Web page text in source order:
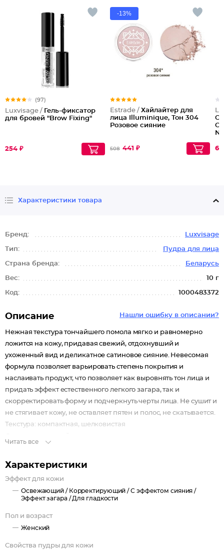
(97)
Luxvisage / Гель-фиксатор
для бровей "Brow Fixing"
254 ₽
-13%
Estrade / Хайлайтер для
лица Illuminique, Тон 304
Розовое сияние
508 441 ₽
Характеристики товара
Бренд: Luxvisage
Тип: Пудра для лица
Страна бренда: Беларусь
Вес: 10 г
Код: 1000483372
Нашли ошибку в описании?
Описание
Нежная текстура тончайшего помола мягко и равномерно
ложится на кожу, придавая свежий, отдохнувший и
ухоженный вид и деликатное сатиновое сияние. Невесомая
формула позволяет варьировать степень покрытия и
наслаивать продукт, что позволяет как выровнять тон лица и
придать эффект естественного легкого загара, так и
скорректировать форму и подчеркнуть черты лица. Не сушит и
не стягивает кожу, не оставляет пятен и полос, не скатывается.
Текстура: компактная, шелковистая
контурирования, можно наносить на тело.
Читать все
Характеристики
Эффект для кожи
Освежающий / Корректирующий /С эффектом сияния /
Эффект загара /Для гладкости
Пол и возраст
Женский
Свойства пудры для кожи